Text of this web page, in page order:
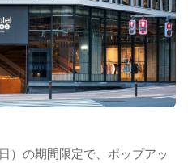
）の期間限定で、ポップアッ